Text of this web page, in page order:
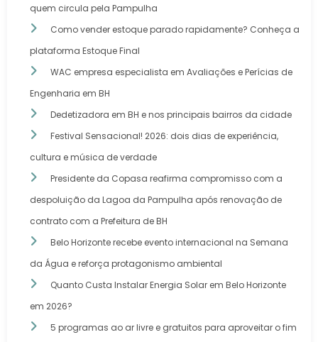
quem circula pela Pampulha
Como vender estoque parado rapidamente? Conheça a
plataforma Estoque Final
WAC empresa especialista em Avaliações e Perícias de
Engenharia em BH
Dedetizadora em BH e nos principais bairros da cidade
Festival Sensacional! 2026: dois dias de experiência,
cultura e música de verdade
Presidente da Copasa reafirma compromisso com a
despoluição da Lagoa da Pampulha após renovação de
contrato com a Prefeitura de BH
Belo Horizonte recebe evento internacional na Semana
da Água e reforça protagonismo ambiental
Quanto Custa Instalar Energia Solar em Belo Horizonte
em 2026?
5 programas ao ar livre e gratuitos para aproveitar o fim